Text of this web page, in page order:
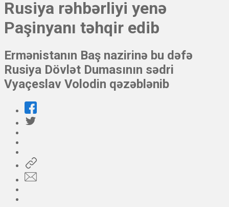
Rusiya rəhbərliyi yenə
Paşinyanı təhqir edib
Ermənistanın Baş nazirinə bu dəfə
Rusiya Dövlət Dumasının sədri
Vyaçeslav Volodin qəzəblənib